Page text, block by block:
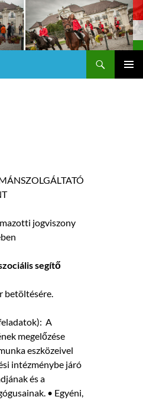
jogviszony
segítő
betöltésére.
A
megelőzése
eszközeivel
intézménybe járó
és a
• Egyéni,